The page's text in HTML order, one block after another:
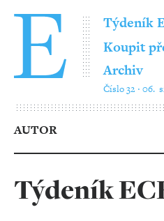
Týdeník
Koupit
Archiv
Číslo 32 ‧ 06.
AUTOR
Týdeník